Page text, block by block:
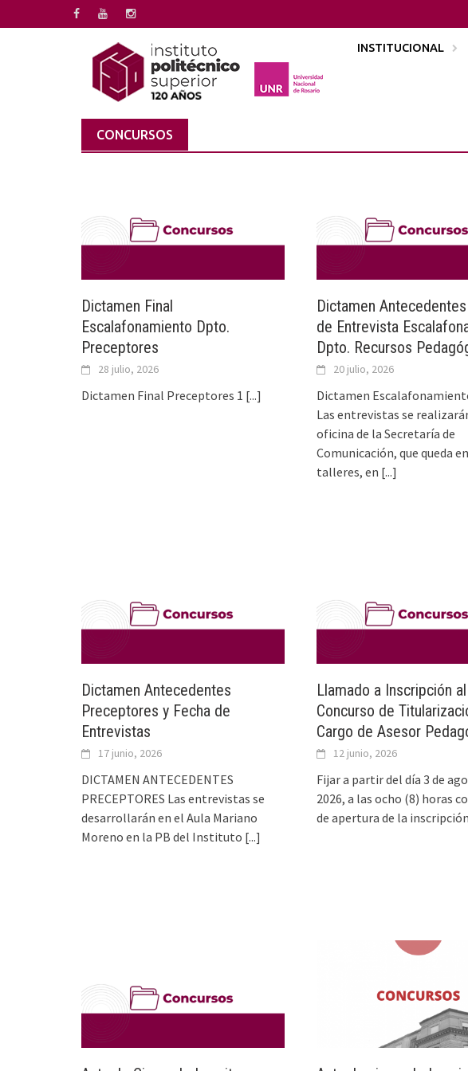
al
INSTITUCIONAL
CONCURSOS
Dictamen Final
Escalafonamiento Dpto.
Preceptores
28 julio, 2026
Dictamen Final Preceptores 1 [...]
Dictamen
de Entrevista
Dpto. Recursos
20 julio, 2026
Dictamen
Las entrevistas se
oficina de la Secretaría de
Comunicación, que queda
talleres, en [...]
Dictamen Antecedentes
Preceptores y Fecha de
Entrevistas
17 junio, 2026
DICTAMEN ANTECEDENTES
PRECEPTORES Las entrevistas se
desarrollarán en el Aula Mariano
Moreno en la PB del Instituto [...]
Llamado a Inscripción al
Concurso de
Cargo de Asesor
12 junio, 2026
Fijar a partir del día 3 de
2026, a las ocho (8) horas
de apertura de la